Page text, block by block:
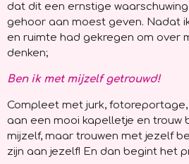
dat dit een ernstige
gehoor aan moest geven. Nadat
en ruimte had gekregen om over
denken;
Ben ik met mijzelf getrouwd!
Compleet met jurk,
aan een mooi kapelletje en trouw
mijzelf, maar trouwen met jezelf
zijn aan jezelf! En dan begint het